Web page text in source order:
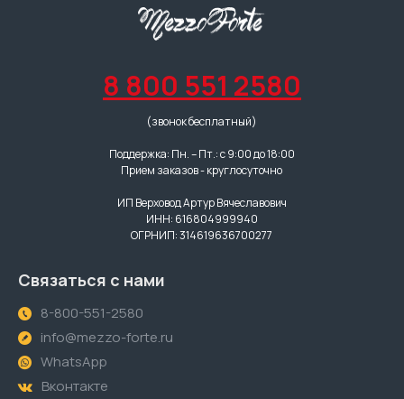
8 800 551 2580
(звонок бесплатный)
Поддержка: Пн. – Пт.: с 9:00 до 18:00
Прием заказов - круглосуточно
ИП Верховод Артур Вячеславович
ИНН: 616804999940
ОГРНИП: 314619636700277
Связаться с нами
8-800-551-2580
info@mezzo-forte.ru
WhatsApp
Вконтакте